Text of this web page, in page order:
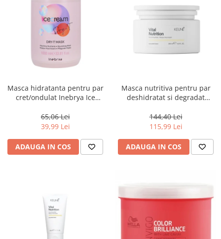
Masca hidratanta pentru par
cret/ondulat Inebrya Ice
65,06 Lei
39,99 Lei
ADAUGA IN COS
Masca nutritiva pentru par
deshidratat si degradat
Mask, 250 ml
144,40 Lei
115,99 Lei
ADAUGA IN COS